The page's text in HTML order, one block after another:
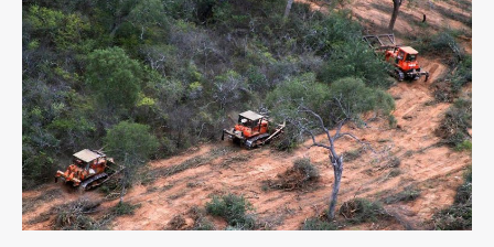
en
Salta:
la
desaparición
de
los
bosques
nativos